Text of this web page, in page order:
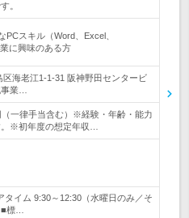
。
PCスキル（Word、Excel、
に興味のある方
区海老江1-1-31 阪神野田センタービ
業…
（一律手当含む）※経験・年齢・能力
※初年度の想定年収…
イム 9:30～12:30（水曜日のみ／そ
標…